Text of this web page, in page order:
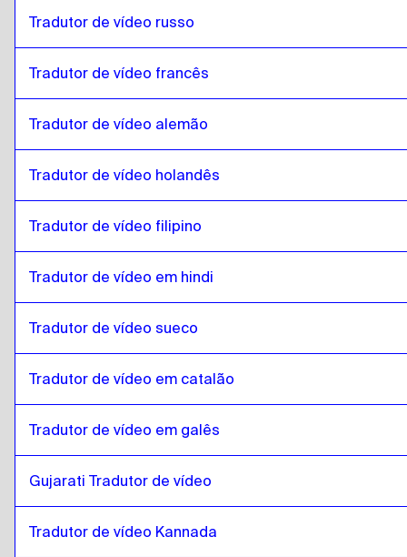
romenoparaÁrabe do Qatar
Árabe do Qatarpararomeno
Árabe sauditapararomeno
romenoparaEspanhol argentino
romenoparasérvio
sérviopararomeno
romenoparaCambojano Khmer
Cambojano Khmer pararomeno
romenoparaInglês de Singapura / Tamil
Inglês de Singapura / Tamil
Irlandês Inglês / Irlandês
Tradutor de vídeo russo
Tradutor de vídeo francês
Tradutor de vídeo alemão
Tradutor de vídeo holandês
Tradutor de vídeo filipino
Tradutor de vídeo em hindi
Tradutor de vídeo sueco
Tradutor de vídeo em catalão
Tradutor de vídeo em galês
Gujarati Tradutor de vídeo
Tradutor de vídeo Kannada